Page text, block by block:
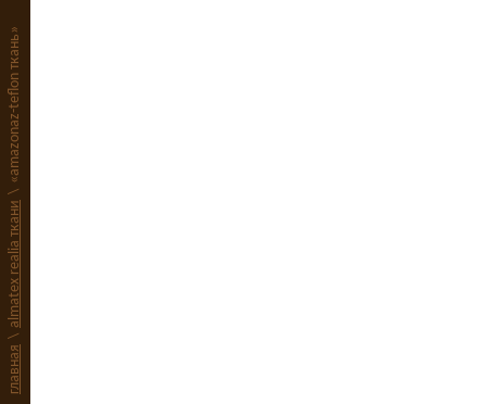
главная
\
almatex realia ткани
\
«amazonaz-teflon ткань»